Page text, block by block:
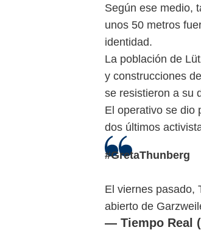
Según ese medio,
unos 50 metros
identidad.
La población de
y construcciones
se resistieron a su
El operativo se dio
dos últimos
#GretaThunberg
El viernes pasado,
abierto de
— Tiempo Real